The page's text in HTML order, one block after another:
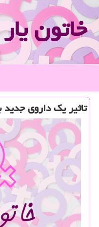
خاتون یار
تاثیر یك داروی